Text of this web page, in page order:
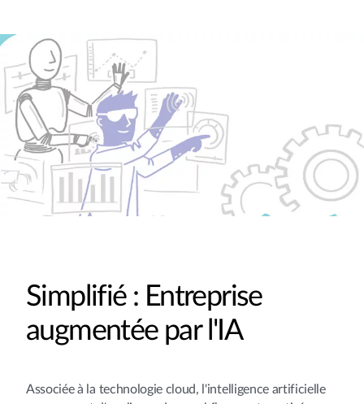
Simplifié : Entreprise
augmentée par l'IA
Associée à la technologie cloud, l'intelligence artificielle